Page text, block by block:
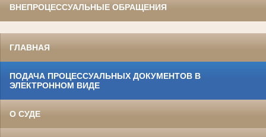
ВНЕПРОЦЕССУАЛЬНЫЕ ОБРАЩЕНИЯ
ГЛАВНАЯ
ПОДАЧА ПРОЦЕССУАЛЬНЫХ ДОКУМЕНТОВ В
ЭЛЕКТРОННОМ ВИДЕ
О СУДЕ